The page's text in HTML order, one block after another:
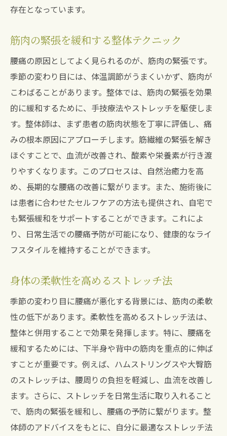
存在となっています。
筋肉の緊張を緩和する整体テクニック
腰痛の原因としてよく見られるのが、筋肉の緊張です。
季節の変わり目には、体温調節がうまくいかず、筋肉が
こわばることがあります。整体では、筋肉の緊張を効果
的に緩和するために、手技療法やストレッチを駆使しま
す。整体師は、まず患者の筋肉状態を丁寧に評価し、痛
みの根本原因にアプローチします。筋繊維の緊張を解き
ほぐすことで、血流が改善され、酸素や栄養素が行き渡
りやすくなります。このプロセスは、自然治癒力を高
め、長期的な腰痛の改善に繋がります。また、施術後に
は患者に合わせたセルフケアの方法も提供され、自宅で
も緊張緩和をサポートすることができます。これによ
り、日常生活での腰痛予防が可能になり、健康的なライ
フスタイルを維持することができます。
身体の柔軟性を高めるストレッチ法
季節の変わり目に腰痛が悪化する背景には、筋肉の柔軟
性の低下があります。柔軟性を高めるストレッチ法は、
整体と併用することで効果を発揮します。特に、腰痛を
緩和するためには、下半身や背中の筋肉を重点的に伸ば
すことが重要です。例えば、ハムストリングスや大臀筋
のストレッチは、腰周りの負担を軽減し、血流を改善し
ます。さらに、ストレッチを日常生活に取り入れること
で、筋肉の緊張を緩和し、腰痛の予防に繋がります。整
体師のアドバイスをもとに、自分に最適なストレッチ法